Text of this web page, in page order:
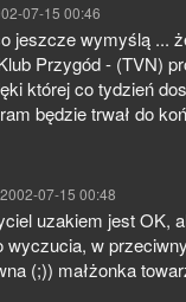
07-15 00:46
jeszcze wymyślą ...
Przygód - (TVN)
której co tydzień
będzie trwał do
2002-07-15 00:48
uzakiem jest OK,
wyczucia, w
(;)) małżonka